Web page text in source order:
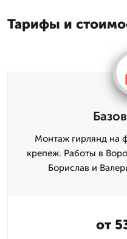
Тарифы и
Монтаж гирлянд на
крепеж. Работы в
Борислав и
от